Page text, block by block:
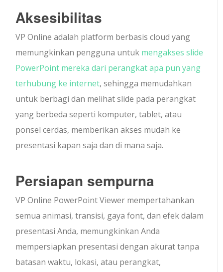
Aksesibilitas
VP Online adalah platform berbasis cloud yang
memungkinkan pengguna untuk mengakses slide
PowerPoint mereka dari perangkat apa pun yang
terhubung ke internet, sehingga memudahkan
untuk berbagi dan melihat slide pada perangkat
yang berbeda seperti komputer, tablet, atau
ponsel cerdas, memberikan akses mudah ke
presentasi kapan saja dan di mana saja.
Persiapan sempurna
VP Online PowerPoint Viewer mempertahankan
semua animasi, transisi, gaya font, dan efek dalam
presentasi Anda, memungkinkan Anda
mempersiapkan presentasi dengan akurat tanpa
batasan waktu, lokasi, atau perangkat,